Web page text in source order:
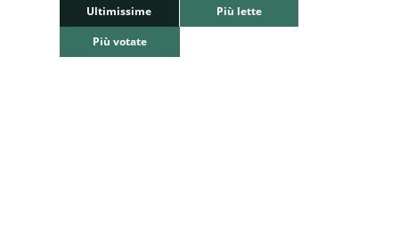
Ultimissime
Più lette
Più votate